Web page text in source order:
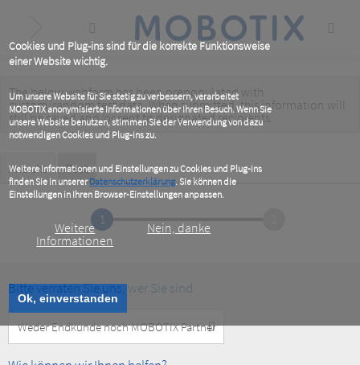
Cookies und Plug-ins sind für die korrekte Funktionsweise
einer Website wichtig.
Um unsere Website für Sie stetig zu verbessern, verarbeitet
MOBOTIX anonymisierte Informationen über Ihren Besuch. Wenn Sie
unsere Website benutzen, stimmen Sie der Verwendung von dazu
notwendigen Cookies und Plug-ins zu.
Weitere Informationen und Einstellungen zu Cookies und Plug-ins
finden Sie in unsererDatenschutzerklärung. Sie können die
Einstellungen in Ihren Browser-Einstellungen anpassen.
Weitere
Informationen
Nein, danke
Ok, einverstanden
content
Warning
message
The below webform has been prepopulated with
custom/random test data. When submitted, this information will
still be savedand/orsent to designated recipients.
Primary
tabs
Ansicht Test(active
tab)
1
Bitte verraten Sie uns, wer Sie sind
Customer
Type